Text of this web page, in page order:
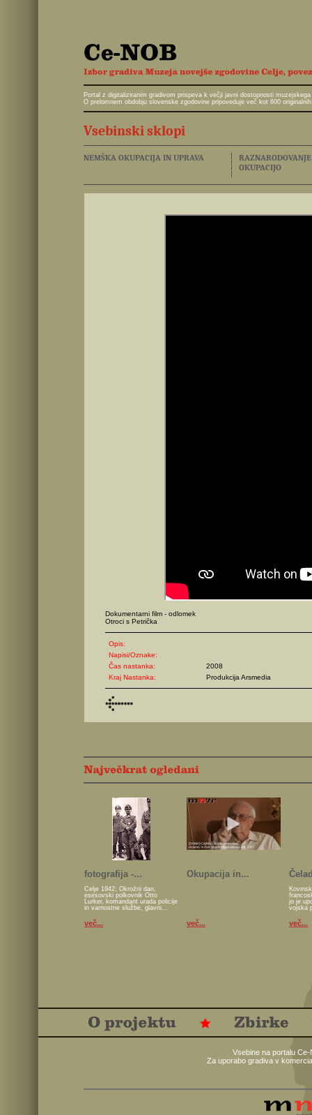
Portal z digitaliziranim gradivom prispeva k večji javni dostopnosti
O prelomnem obdobju slovenske zgodovine pripoveduje več kot 600
Vsebinski sklopi
NEMŠKA OKUPACIJA IN UPRAVA
OKUPACIJO
Dokumentarni film - odlomek
Otroci s Petrička
Opis:
Napisi/Oznake:
Čas nastanka:
2008
Kraj Nastanka:
Produkcija Arsmedia
fotografija -...
Celje 1942; Okrožni dan,
esesovski polkovnik Otto
Lurker, komandant urada policije
in varnostne službe, glavni...
več...
Okupacija in...
več...
jo je
vojska
več...
Vsebine na portalu
Za uporabo gradiva v